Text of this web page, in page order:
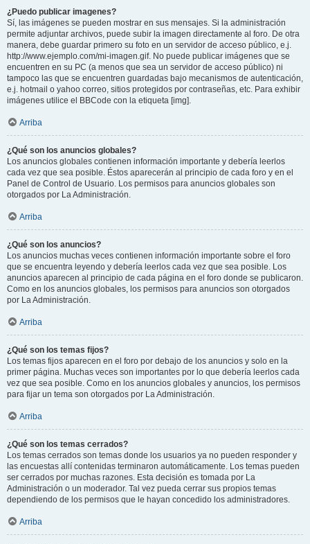
¿Puedo publicar imagenes?
Sí, las imágenes se pueden mostrar en sus mensajes. Si la administración
permite adjuntar archivos, puede subir la imagen directamente al foro. De otra
manera, debe guardar primero su foto en un servidor de acceso público, e.j.
http://www.ejemplo.com/mi-imagen.gif. No puede publicar imágenes que se
encuentren en su PC (a menos que sea un servidor de acceso público) ni
tampoco las que se encuentren guardadas bajo mecanismos de autenticación,
e.j. hotmail o yahoo correo, sitios protegidos por contraseñas, etc. Para exhibir
imágenes utilice el BBCode con la etiqueta [img].
Arriba
¿Qué son los anuncios globales?
Los anuncios globales contienen información importante y debería leerlos
cada vez que sea posible. Éstos aparecerán al principio de cada foro y en el
Panel de Control de Usuario. Los permisos para anuncios globales son
otorgados por La Administración.
Arriba
¿Qué son los anuncios?
Los anuncios muchas veces contienen información importante sobre el foro
que se encuentra leyendo y debería leerlos cada vez que sea posible. Los
anuncios aparecen al principio de cada página en el foro donde se publicaron.
Como en los anuncios globales, los permisos para anuncios son otorgados
por La Administración.
Arriba
¿Qué son los temas fijos?
Los temas fijos aparecen en el foro por debajo de los anuncios y solo en la
primer página. Muchas veces son importantes por lo que debería leerlos cada
vez que sea posible. Como en los anuncios globales y anuncios, los permisos
para fijar un tema son otorgados por La Administración.
Arriba
¿Qué son los temas cerrados?
Los temas cerrados son temas donde los usuarios ya no pueden responder y
las encuestas allí contenidas terminaron automáticamente. Los temas pueden
ser cerrados por muchas razones. Esta decisión es tomada por La
Administración o un moderador. Tal vez pueda cerrar sus propios temas
dependiendo de los permisos que le hayan concedido los administradores.
Arriba